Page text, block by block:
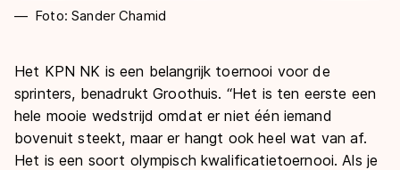
Foto: Sander Chamid
Het KPN NK is een belangrijk toernooi voor de
sprinters, benadrukt Groothuis. “Het is ten eerste een
hele mooie wedstrijd omdat er niet één iemand
bovenuit steekt, maar er hangt ook heel wat van af.
Het is een soort olympisch kwalificatietoernooi. Als je